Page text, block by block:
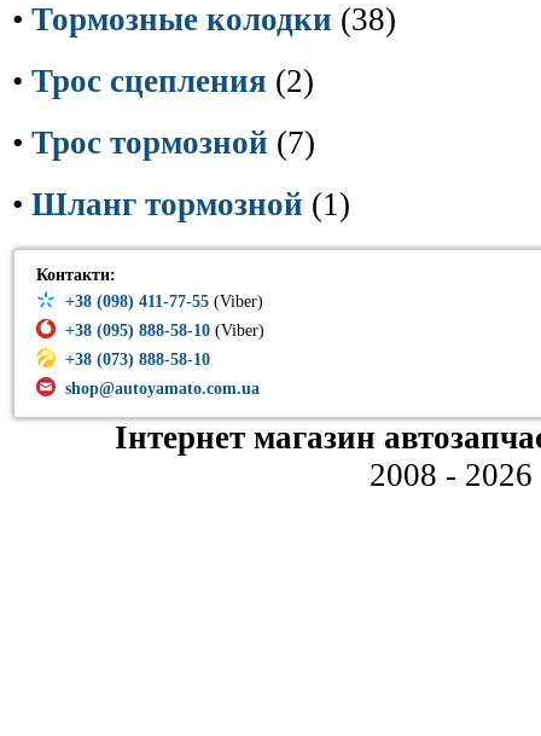
• Тормозные колодки (38)
• Трос сцепления (2)
• Трос тормозной (7)
• Шланг тормозной (1)
Контакти:
+38 (098) 411-77-55 (Viber)
+38 (095) 888-58-10 (Viber)
+38 (073) 888-58-10
shop@autoyamato.com.ua
Інтернет магазин
2008 - 2026